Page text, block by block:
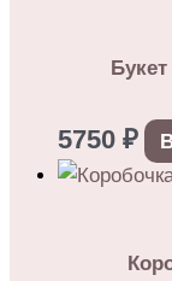
5750 ₽